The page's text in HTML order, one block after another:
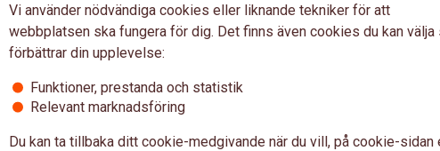
inom EU
Vi använder nödvändiga cookies eller liknande tekniker för att
webbplatsen ska fungera för dig. Det finns även cookies du kan välja
förbättrar din upplevelse:
Funktioner, prestanda och statistik
Relevant marknadsföring
Du kan ta tillbaka ditt cookie-medgivande när du vill, på cookie-sidan